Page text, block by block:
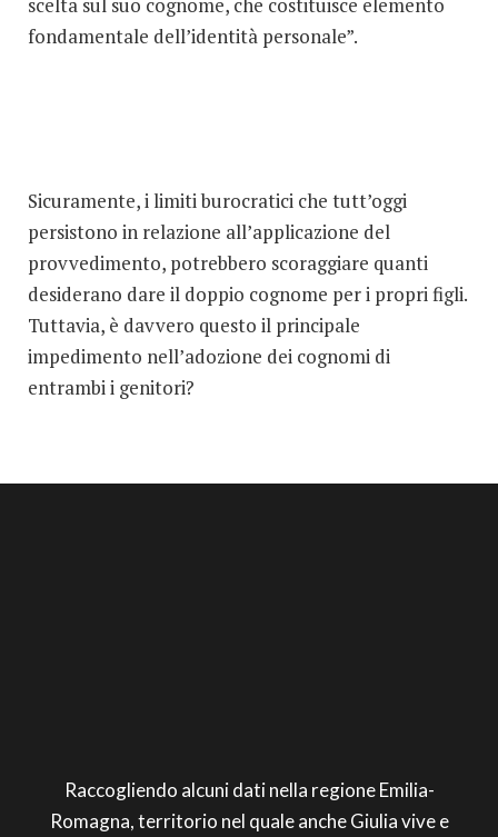
fondamentale dell’identità personale”.
Sicuramente, i limiti burocratici che tutt’oggi
persistono in relazione all’applicazione del
provvedimento, potrebbero scoraggiare quanti
desiderano dare il doppio cognome per i propri figli.
Tuttavia, è davvero questo il principale
impedimento nell’adozione dei cognomi di
entrambi i genitori?
Raccogliendo alcuni dati nella regione Emilia-
Romagna, territorio nel quale anche Giulia vive e